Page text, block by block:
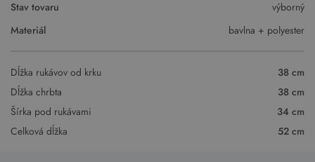
Stav tovaru
výborný
Materiál
bavlna + polyester
Dĺžka rukávov od krku
38 cm
Dĺžka chrbta
38 cm
Šírka pod rukávami
34 cm
Celková dĺžka
52 cm